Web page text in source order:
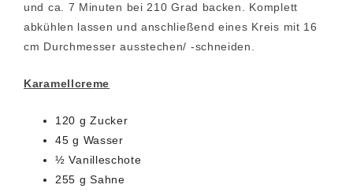
und ca. 7 Minuten bei 210 Grad backen. Komplett
abkühlen lassen und anschließend eines Kreis mit 16
cm Durchmesser ausstechen/ -schneiden.
Karamellcreme
120 g Zucker
45 g Wasser
½ Vanilleschote
255 g Sahne